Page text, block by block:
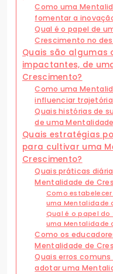
Como uma
fomentar a
Qual é o papel de
Crescimento no
Quais são
impactantes, de
Crescimento?
Como uma
influenciar
Quais histórias de
de uma
Quais estratégias
para cultivar uma
Crescimento?
Quais práticas
Mentalidade de
Como
uma Mentalidade
Qual é o papel
uma Mentalidade
Como os
Mentalidade de
Quais erros
adotar uma